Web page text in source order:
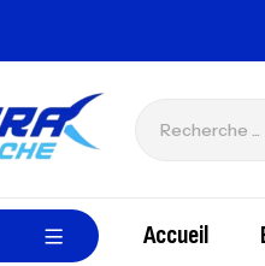
Accueil